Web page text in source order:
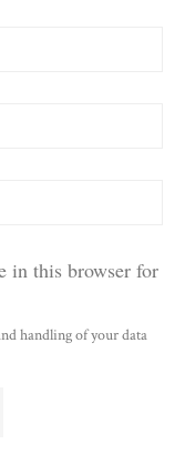
in this browser for
handling of your data